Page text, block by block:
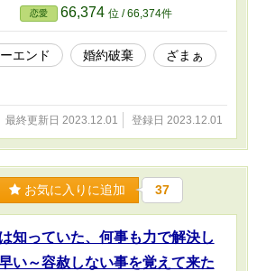
恋愛 66,374 位 / 66,374件
エンド 婚約破棄
ざまぁ
最終更新日 2023.12.01 登録日 2023.12.01
お気に入りに追加 37
知っていた、何事も力で解決し
い～容赦しない事を覚えて来た